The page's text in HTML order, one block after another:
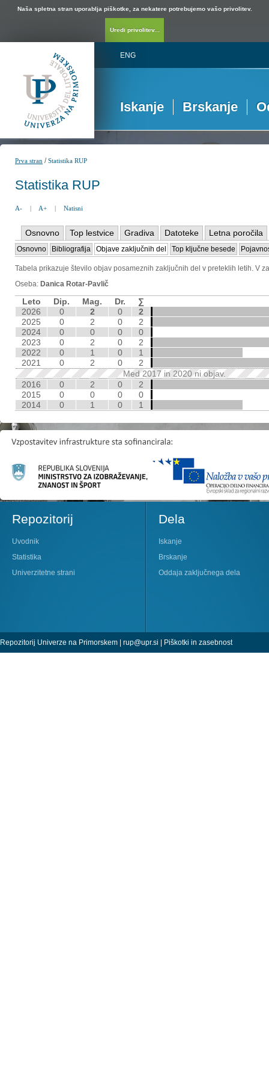
Naša spletna stran uporablja piškotke, za nekatere potrebujemo vašo privolitev.
Uredi privolitev...
ENG
Iskanje Brskanje
Prva stran /Statistika RUP
Statistika RUP
A- | A+ | Natisni
Osnovno Top lestvice Gradiva Datoteke Letna poročila
Osnovno Bibliografija Objave zaključnih del Top ključne besede
Tabela prikazuje število objav posameznih zaključnih del v preteklih letih. V
Oseba: Danica Rotar-Pavlič
Leto Dip. Mag. Dr.
∑
2026
0 2 0
2
2025
0 2 0
2
2024
0 0 0
0
2023
0 2 0
2
2022
0 1 0
1
2021
0 2 0
2
Med 2017 in 2020 ni objav.
2016
0 2 0
2
2015
0 0 0
0
2014
0 1 0 1
Repozitorij
Uvodnik
Statistika
Univerzitetne strani
Dela
Iskanje
Brskanje
Oddaja zaključnega dela
Repozitorij Univerze na Primorskem | rup@upr.si | Piškotki in zasebnost